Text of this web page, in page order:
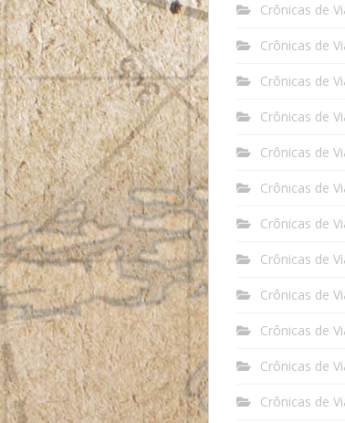
Crônicas de
Crônicas de
Crônicas de
Crônicas de
Crônicas de
Crônicas de
Crônicas de
Crônicas de
Crônicas de
Crônicas de
Crônicas de
Crônicas de